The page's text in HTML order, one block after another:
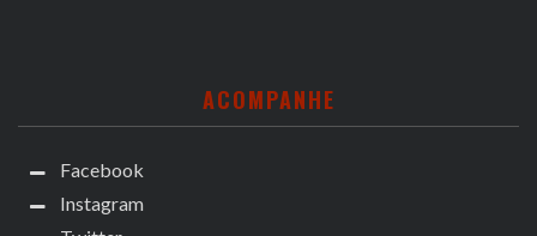
ACOMPANHE
Facebook
Instagram